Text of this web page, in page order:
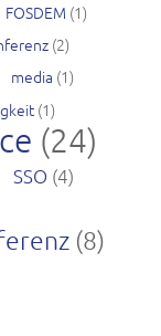
FOSDEM (1)
(2)
media (1)
(1)
(24)
SSO (4)
(8)